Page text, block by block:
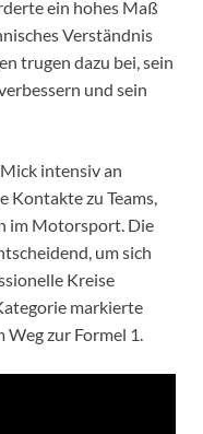
ein hohes Maß
Verständnis
trugen dazu bei, sein
und sein
intensiv an
Kontakte zu Teams,
im Motorsport. Die
um sich
Kreise
markierte
zur Formel 1.